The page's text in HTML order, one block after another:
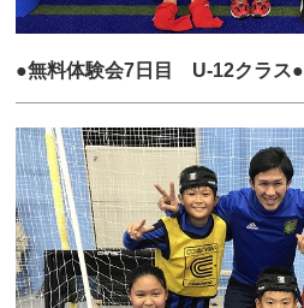
●無料体験会7日目 U-12クラス●